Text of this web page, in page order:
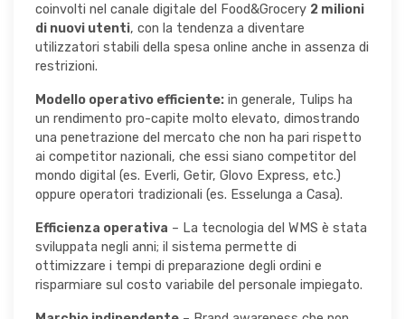
coinvolti nel canale digitale del Food&Grocery 2 milioni
di nuovi utenti, con la tendenza a diventare
utilizzatori stabili della spesa online anche in assenza di
restrizioni.
Modello operativo efficiente: in generale, Tulips ha
un rendimento pro-capite molto elevato, dimostrando
una penetrazione del mercato che non ha pari rispetto
ai competitor nazionali, che essi siano competitor del
mondo digital (es. Everli, Getir, Glovo Express, etc.)
oppure operatori tradizionali (es. Esselunga a Casa).
Efficienza operativa – La tecnologia del WMS è stata
sviluppata negli anni; il sistema permette di
ottimizzare i tempi di preparazione degli ordini e
risparmiare sul costo variabile del personale impiegato.